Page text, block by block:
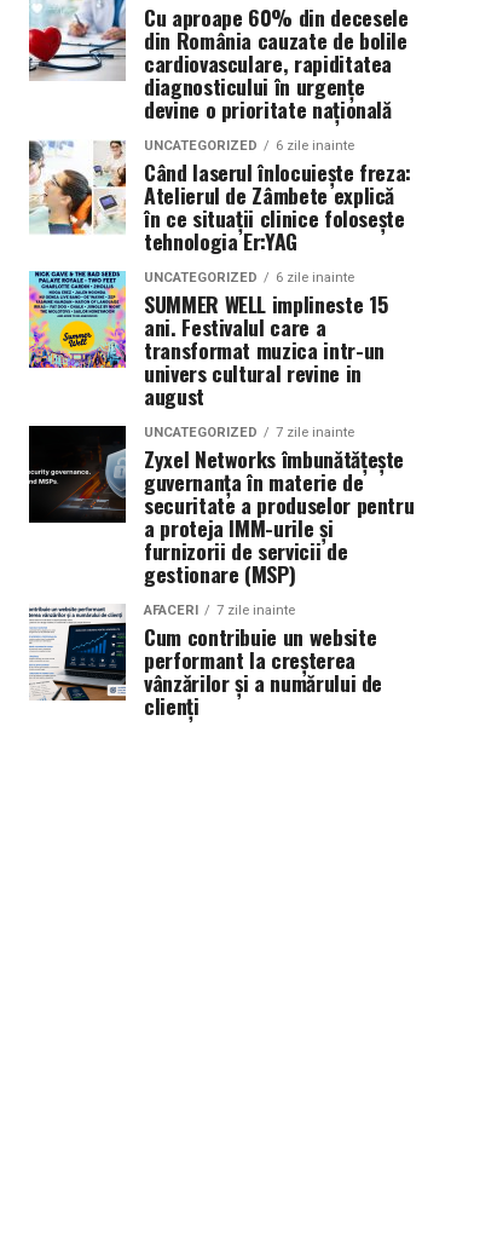
Cu aproape 60% din decesele
din România cauzate de bolile
cardiovasculare, rapiditatea
diagnosticului în urgențe
devine o prioritate națională
UNCATEGORIZED 6 zile inainte
Când laserul înlocuiește freza:
Atelierul de Zâmbete explică
în ce situații clinice folosește
tehnologia Er:YAG
UNCATEGORIZED 6 zile inainte
SUMMER WELL implineste 15
ani. Festivalul care a
transformat muzica intr-un
univers cultural revine in
august
UNCATEGORIZED 7 zile inainte
Zyxel Networks îmbunătățește
guvernanța în materie de
securitate a produselor pentru
a proteja IMM-urile și
furnizorii de servicii de
gestionare (MSP)
AFACERI 7 zile inainte
Cum contribuie un website
performant la creșterea
vânzărilor și a numărului de
clienți